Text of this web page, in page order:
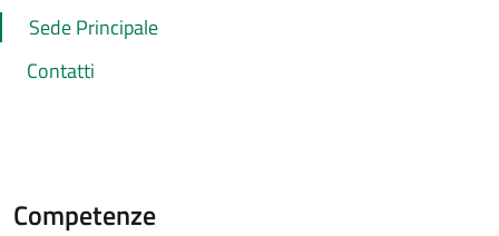
Sede Principale
Contatti
Competenze